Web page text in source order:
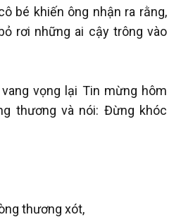
bé khiến ông nhận ra rằng,
rơi những ai cậy trông vào
vọng lại Tin mừng hôm
thương và nói: Đừng khóc
thương xót,